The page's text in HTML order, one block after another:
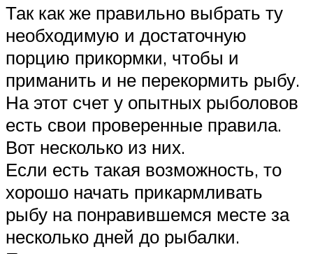
Так как же правильно выбрать ту
необходимую и достаточную
порцию прикормки, чтобы и
приманить и не перекормить рыбу.
На этот счет у опытных рыболовов
есть свои проверенные правила.
Вот несколько из них.
Если есть такая возможность, то
хорошо начать прикармливать
рыбу на понравившемся месте за
несколько дней до рыбалки.